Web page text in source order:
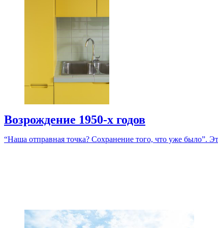
Возрождение 1950-х годов
“Наша отправная точка? Сохранение того, что уже было”.